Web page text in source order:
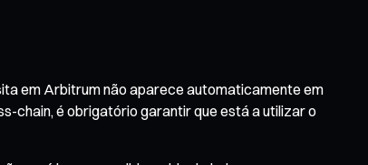
em Arbitrum não aparece automaticamente em
chain, é obrigatório garantir que está a utilizar o